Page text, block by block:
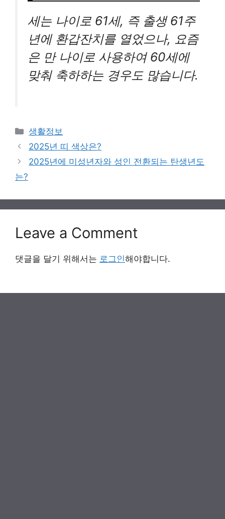
세는 나이로 61세, 즉 출생 61주
년에 환갑잔치를 열었으나, 요즘
은 만 나이로 사용하여 60세에
맞춰 축하하는 경우도 많습니다.
Categories
생활정보
2025년 띠 색상은?
2025년에 미성년자와 성인 전환되는 탄생년도
는?
Leave a Comment
댓글을 달기 위해서는 로그인해야합니다.